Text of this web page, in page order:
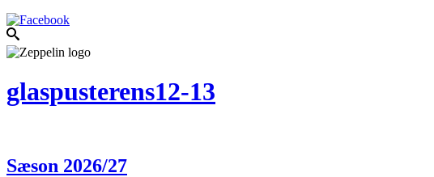
glaspusterens12-13
Sæson 2026/27